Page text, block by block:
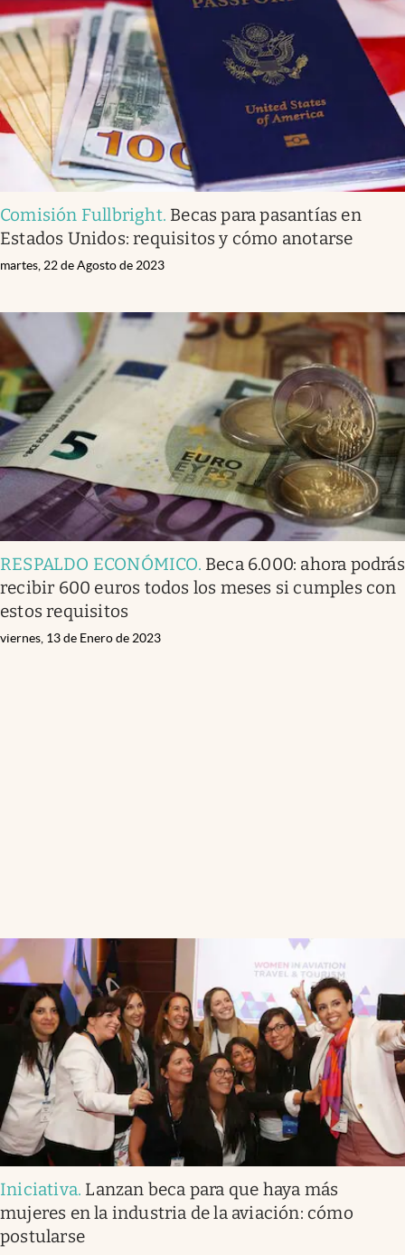
Comisión Fullbright. Becas para pasantías en
Estados Unidos: requisitos y cómo anotarse
martes, 22 de Agosto de 2023
RESPALDO ECONÓMICO. Beca 6.000: ahora podrás
recibir 600 euros todos los meses si cumples con
estos requisitos
viernes, 13 de Enero de 2023
Iniciativa. Lanzan beca para que haya más
mujeres en la industria de la aviación: cómo
postularse